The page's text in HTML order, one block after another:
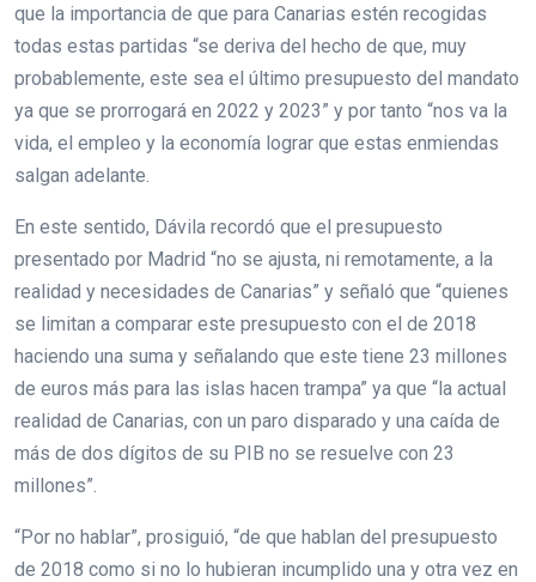
que la importancia de que para Canarias estén recogidas
todas estas partidas “se deriva del hecho de que, muy
probablemente, este sea el último presupuesto del mandato
ya que se prorrogará en 2022 y 2023” y por tanto “nos va la
vida, el empleo y la economía lograr que estas enmiendas
salgan adelante.
En este sentido, Dávila recordó que el presupuesto
presentado por Madrid “no se ajusta, ni remotamente, a la
realidad y necesidades de Canarias” y señaló que “quienes
se limitan a comparar este presupuesto con el de 2018
haciendo una suma y señalando que este tiene 23 millones
de euros más para las islas hacen trampa” ya que “la actual
realidad de Canarias, con un paro disparado y una caída de
más de dos dígitos de su PIB no se resuelve con 23
millones”.
“Por no hablar”, prosiguió, “de que hablan del presupuesto
de 2018 como si no lo hubieran incumplido una y otra vez en